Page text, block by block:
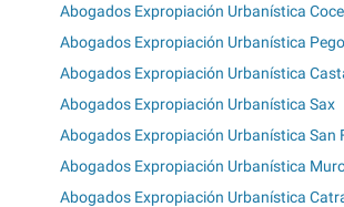
Abogados Expropiación Urbanística
Abogados Expropiación Urbanística Pego
Abogados Expropiación Urbanística
Abogados Expropiación Urbanística Sax
Abogados Expropiación Urbanística San
Abogados Expropiación Urbanística
Abogados Expropiación Urbanística